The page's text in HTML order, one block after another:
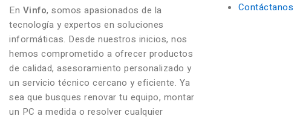
En Vinfo, somos apasionados de la
tecnología y expertos en soluciones
informáticas. Desde nuestros inicios, nos
hemos comprometido a ofrecer productos
de calidad, asesoramiento personalizado y
un servicio técnico cercano y eficiente. Ya
sea que busques renovar tu equipo, montar
un PC a medida o resolver cualquier
Contáctanos